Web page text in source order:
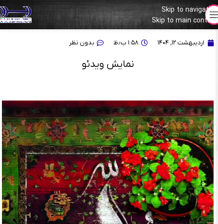
Skip to navigation
Skip to main content
ویدیوی ویژه روز معلم؛ قدردانی از آموزگاران ستاره‌های وزنه‌برداری ایران
اردیبهشت ۱۲, ۱۴۰۴ ۱:۵۸ ب٫ظ بدون نظر
نمایش ویدئو
نمایشگر
ویدیو